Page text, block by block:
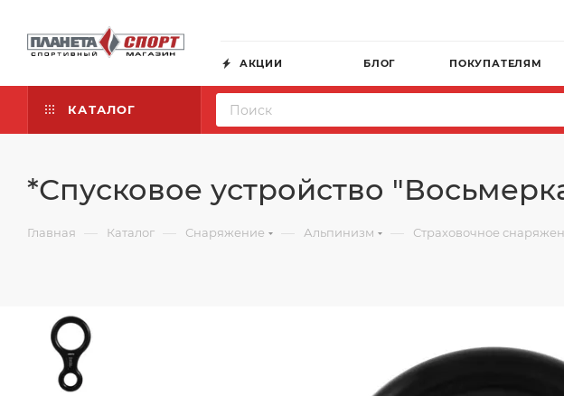
АКЦИИ БЛОГ ПОКУПАТЕЛЯМ
КАТАЛОГ
*Спусковое устройство
Главная — Каталог — Снаряжение — Альпинизм — Страховочное